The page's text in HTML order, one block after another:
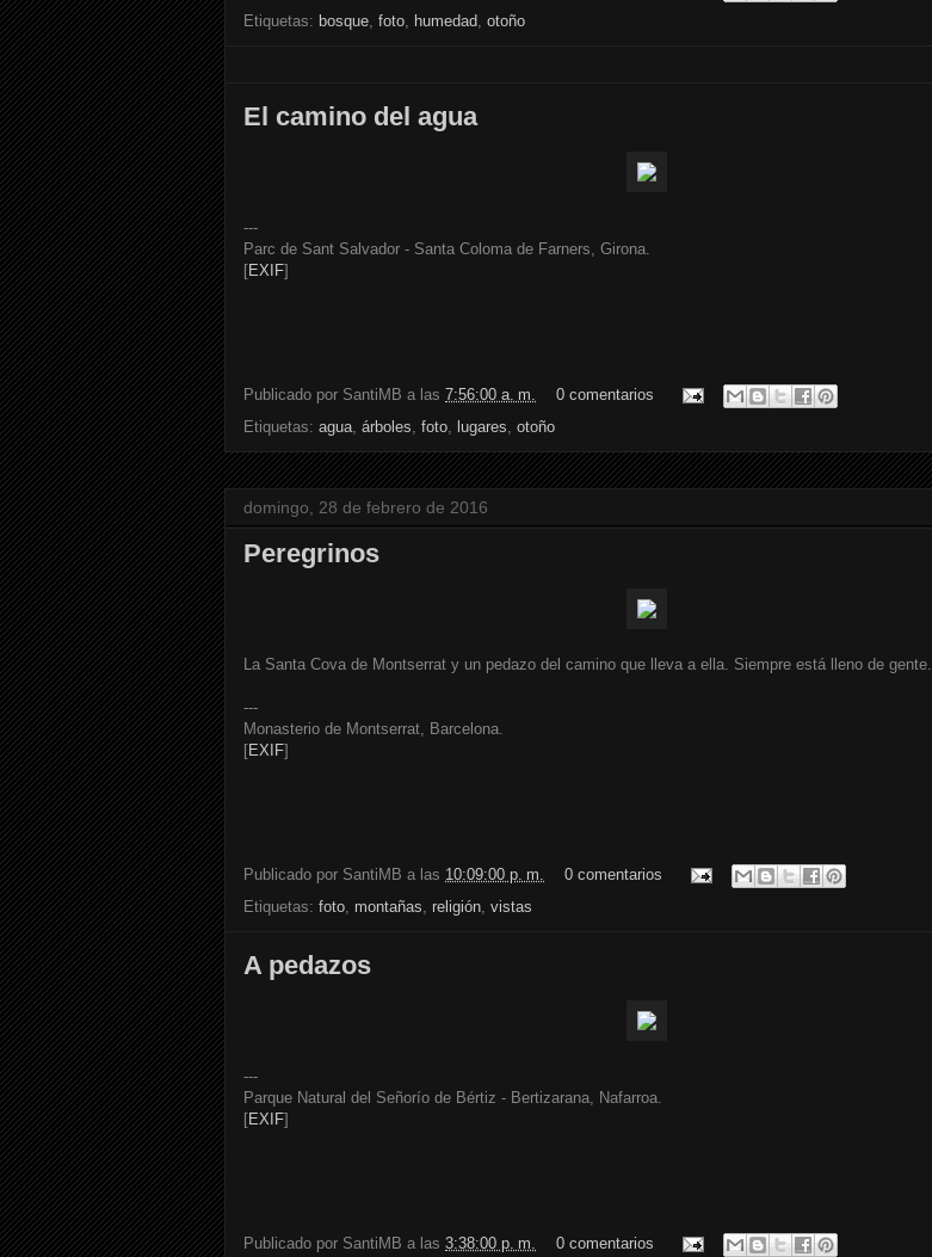
Etiquetas: bosque, foto, humedad, otoño
El camino del agua
---
Parc de Sant Salvador - Santa Coloma de Farners, Girona.
[EXIF]
Publicado por SantiMB a las 7:56:00 a. m.
0 comentarios
Etiquetas: agua, árboles, foto, lugares, otoño
domingo, 28 de febrero de 2016
Peregrinos
La Santa Cova de Montserrat y un pedazo del camino que lleva a ella. Siempre está lleno de gente.
---
Monasterio de Montserrat, Barcelona.
[EXIF]
Publicado por SantiMB a las 10:09:00 p. m.
0 comentarios
Etiquetas: foto, montañas, religión, vistas
A pedazos
---
Parque Natural del Señorío de Bértiz - Bertizarana, Nafarroa.
[EXIF]
Publicado por SantiMB a las 3:38:00 p. m.
0 comentarios